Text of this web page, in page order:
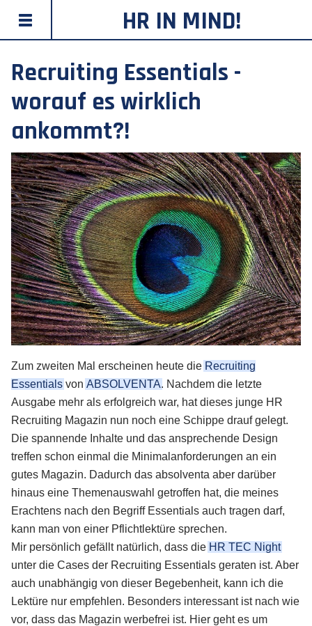
HR IN MIND!
Recruiting Essentials -
worauf es wirklich
ankommt?!
Zum zweiten Mal erscheinen heute die Recruiting
Essentials von ABSOLVENTA. Nachdem die letzte
Ausgabe mehr als erfolgreich war, hat dieses junge HR
Recruiting Magazin nun noch eine Schippe drauf gelegt.
Die spannende Inhalte und das ansprechende Design
treffen schon einmal die Minimalanforderungen an ein
gutes Magazin. Dadurch das absolventa aber darüber
hinaus eine Themenauswahl getroffen hat, die meines
Erachtens nach den Begriff Essentials auch tragen darf,
kann man von einer Pflichtlektüre sprechen.
Mir persönlich gefällt natürlich, dass die HR TEC Night
unter die Cases der Recruiting Essentials geraten ist. Aber
auch unabhängig von dieser Begebenheit, kann ich die
Lektüre nur empfehlen. Besonders interessant ist nach wie
vor, dass das Magazin werbefrei ist. Hier geht es um